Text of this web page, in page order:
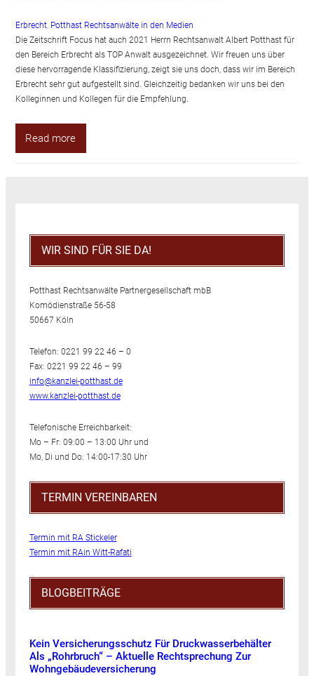
Erbrecht, Potthast Rechtsanwälte in den Medien
Die Zeitschrift Focus hat auch 2021 Herrn Rechtsanwalt Albert Potthast für
den Bereich Erbrecht als TOP Anwalt ausgezeichnet. Wir freuen uns über
diese hervorragende Klassifizierung, zeigt sie uns doch, dass wir im Bereich
Erbrecht sehr gut aufgestellt sind. Gleichzeitig bedanken wir uns bei den
Kolleginnen und Kollegen für die Empfehlung.
Read more
WIR SIND FÜR SIE DA!
Potthast Rechtsanwälte Partnergesellschaft mbB
Komödienstraße 56-58
50667 Köln
Telefon: 0221 99 22 46 – 0
Fax: 0221 99 22 46 – 99
info@kanzlei-potthast.de
www.kanzlei-potthast.de
Telefonische Erreichbarkeit:
Mo – Fr: 09:00 – 13:00 Uhr und
Mo, Di und Do: 14:00-17:30 Uhr
TERMIN VEREINBAREN
Termin mit RA Stickeler
Termin mit RAin Witt-Rafati
BLOGBEITRÄGE
Kein Versicherungsschutz Für Druckwasserbehälter
Als „Rohrbruch“ – Aktuelle Rechtsprechung Zur
Wohngebäudeversicherung